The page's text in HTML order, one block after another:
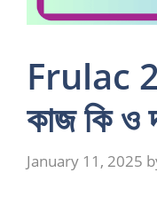
Frulac
কাজ কি ও
January 11, 2025